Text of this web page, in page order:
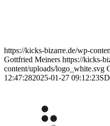
https://kicks-bizarre.de/wp-
Gottfried Meiners https://kicks-
content/uploads/logo_white.svg
12:47:282025-01-27 09:12:23